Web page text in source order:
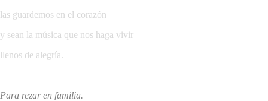
las guardemos en el corazón
y sean la música que nos haga vivir
llenos de alegría.
Para rezar en familia.